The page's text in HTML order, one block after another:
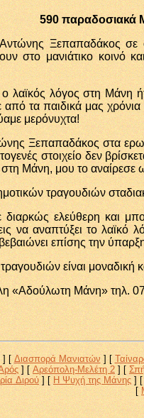
590 παραδοσιακά
Ξεπαπαδάκος σε
στο μανιάτικο κοινό
λαϊκός λόγος στη Μάνη
τα παιδικά μας
μερόνυχτα!
Ξεπαπαδάκος στα
στοιχείο δεν
Μάνη, μου το αναίρεσε
τραγουδιών
ελεύθερη και
να αναπτύξει το λαϊκό
επίσης την
είναι μοναδική
«Αδούλωτη Μάνη» τηλ.
] [ Διασπορά Μανιατών] [
] [ Αρεόπολη-Μελέτη 2 ] [
Διρού ] [ Η Ψυχή της Μάνης ] [
[